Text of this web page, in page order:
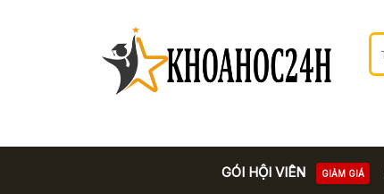
GÓI HỘI VIÊN GIẢM GIÁ